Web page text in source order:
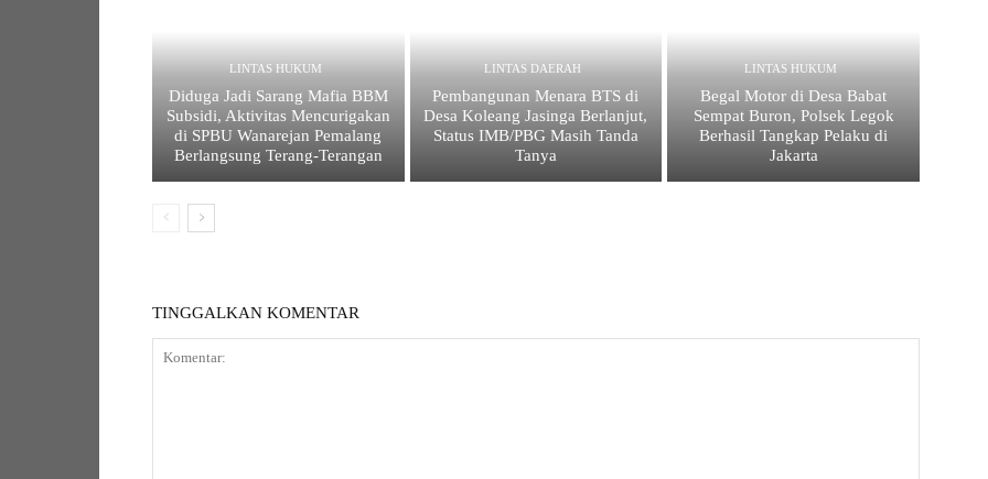
LINTAS HUKUM
Diduga Jadi Sarang Mafia BBM
Subsidi, Aktivitas Mencurigakan
di SPBU Wanarejan Pemalang
Berlangsung Terang-Terangan
LINTAS DAERAH
Pembangunan Menara BTS di
Desa Koleang Jasinga Berlanjut,
Status IMB/PBG Masih Tanda
Tanya
LINTAS HUKUM
Begal Motor di Desa Babat
Sempat Buron, Polsek Legok
Berhasil Tangkap Pelaku di
Jakarta
TINGGALKAN KOMENTAR